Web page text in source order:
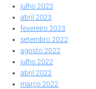
julho 2023
abril 2023
fevereiro 2023
setembro 2022
agosto 2022
julho 2022
abril 2022
março 2022